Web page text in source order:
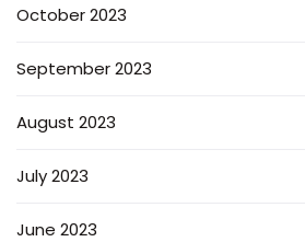
October 2023
September 2023
August 2023
July 2023
June 2023